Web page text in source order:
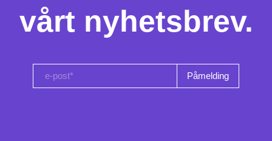
vårt nyhetsbrev.
e-post*